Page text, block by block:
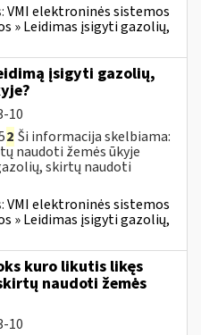
VMI elektroninės sistemos
» Leidimas įsigyti gazolių,
įsigyti gazolių,
10
2 Ši informacija skelbiama:
naudoti žemės ūkyje
skirtų naudoti
VMI elektroninės sistemos
» Leidimas įsigyti gazolių,
kuro likutis likęs
naudoti žemės
10